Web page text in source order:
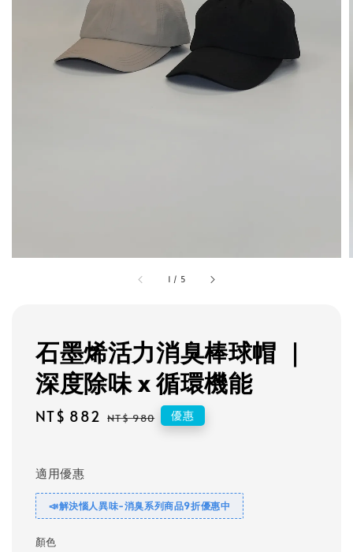
1 / 5
石墨烯活力消臭棒球帽 ｜
深度除味 x 循環機能
Sale
NT$ 882 Regular
NT$ 980 優惠
適用優惠
📣解決惱人異味-消臭系列商品9折優惠中
顏色